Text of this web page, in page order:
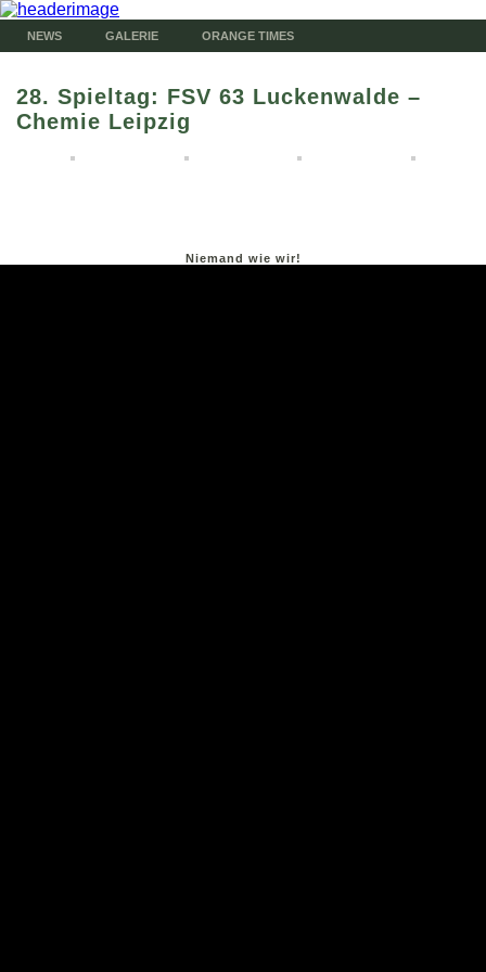
NEWS GALERIE ORANGE TIMES
28. Spieltag: FSV 63 Luckenwalde –
Chemie Leipzig
Niemand wie wir!